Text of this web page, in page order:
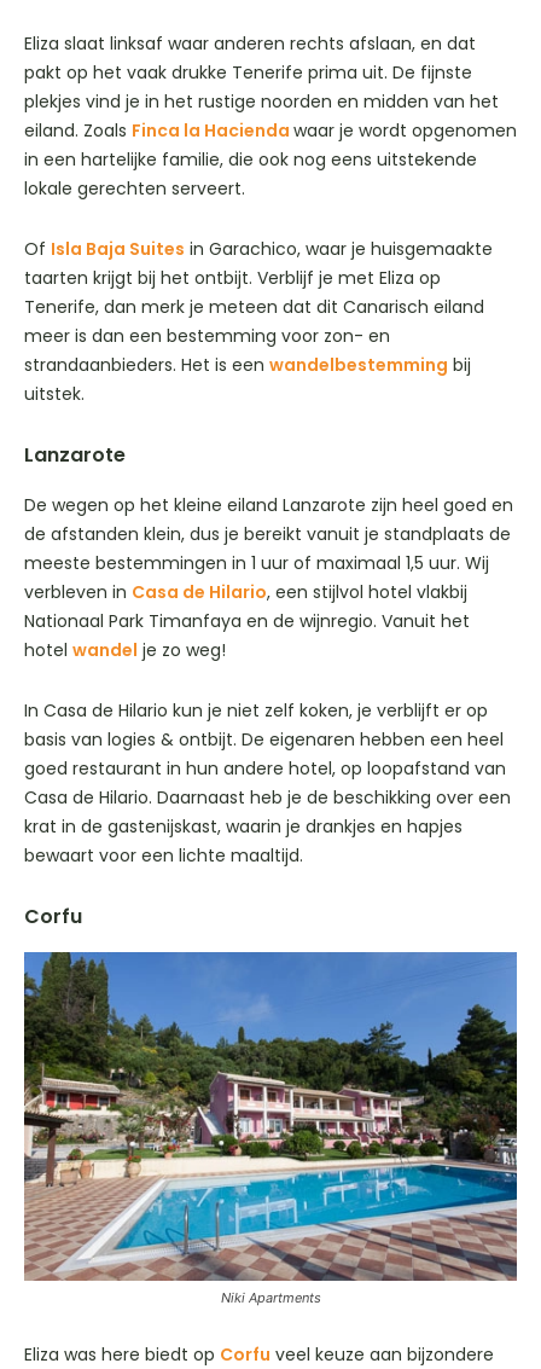
Eliza slaat linksaf waar anderen rechts afslaan, en dat
pakt op het vaak drukke Tenerife prima uit. De fijnste
plekjes vind je in het rustige noorden en midden van het
eiland. Zoals Finca la Hacienda waar je wordt opgenomen
in een hartelijke familie, die ook nog eens uitstekende
lokale gerechten serveert.
Of Isla Baja Suites in Garachico, waar je huisgemaakte
taarten krijgt bij het ontbijt. Verblijf je met Eliza op
Tenerife, dan merk je meteen dat dit Canarisch eiland
meer is dan een bestemming voor zon- en
strandaanbieders. Het is een wandelbestemming bij
uitstek.
Lanzarote
De wegen op het kleine eiland Lanzarote zijn heel goed en
de afstanden klein, dus je bereikt vanuit je standplaats de
meeste bestemmingen in 1 uur of maximaal 1,5 uur. Wij
verbleven in Casa de Hilario, een stijlvol hotel vlakbij
Nationaal Park Timanfaya en de wijnregio. Vanuit het
hotel wandel je zo weg!
In Casa de Hilario kun je niet zelf koken, je verblijft er op
basis van logies & ontbijt. De eigenaren hebben een heel
goed restaurant in hun andere hotel, op loopafstand van
Casa de Hilario. Daarnaast heb je de beschikking over een
krat in de gastenijskast, waarin je drankjes en hapjes
bewaart voor een lichte maaltijd.
Corfu
Niki Apartments
Eliza was here biedt op Corfu veel keuze aan bijzondere